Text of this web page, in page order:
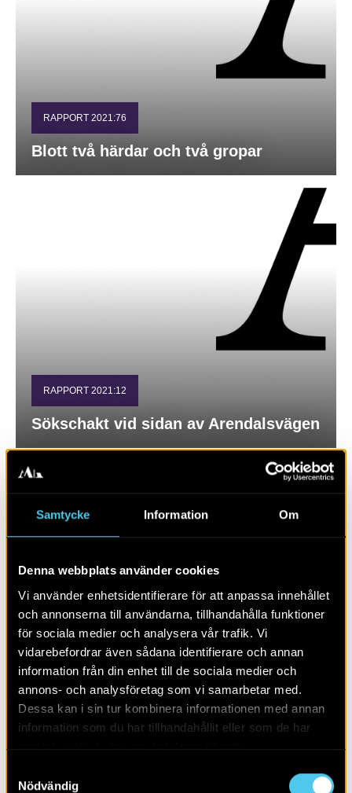
Samtycke Information Om
Denna webbplats använder cookies
Vi använder enhetsidentifierare för att anpassa innehållet
och annonserna till användarna, tillhandahålla funktioner
för sociala medier och analysera vår trafik. Vi
vidarebefordrar även sådana identifierare och annan
information från din enhet till de sociala medier och
annons- och analysföretag som vi samarbetar med.
Dessa kan i sin tur kombinera informationen med annan
information som du har tillhandahållit eller som de har
Nödvändig
RAPPORT 2021:76
Blott två härdar och två gropar
RAPPORT 2021:12
Sökschakt vid sidan av Arendalsvägen
RAPPORT 2021:61
Sten- och bronsålder i Vareborg